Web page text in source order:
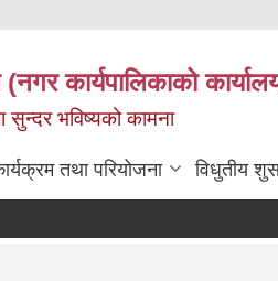
(नगर कार्यपालिकाको
सुन्दर भविष्यको कामना
तथा परियोजना विधुतीय